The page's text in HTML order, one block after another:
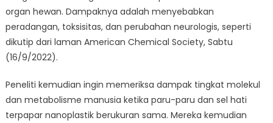
organ hewan. Dampaknya adalah menyebabkan
peradangan, toksisitas, dan perubahan neurologis, seperti
dikutip dari laman American Chemical Society, Sabtu
(16/9/2022).
Peneliti kemudian ingin memeriksa dampak tingkat molekul
dan metabolisme manusia ketika paru-paru dan sel hati
terpapar nanoplastik berukuran sama. Mereka kemudian